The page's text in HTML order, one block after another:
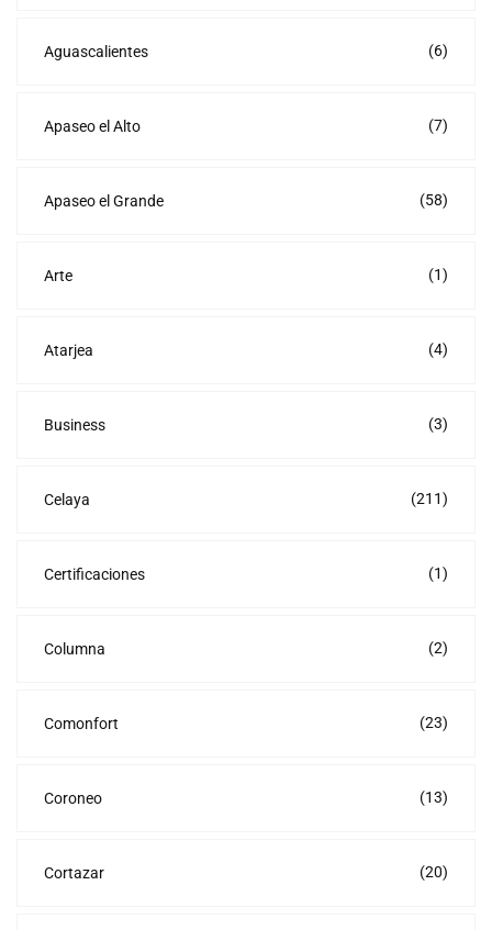
Aguascalientes (6)
Apaseo el Alto (7)
Apaseo el Grande (58)
Arte (1)
Atarjea (4)
Business (3)
Celaya (211)
Certificaciones (1)
Columna (2)
Comonfort (23)
Coroneo (13)
Cortazar (20)